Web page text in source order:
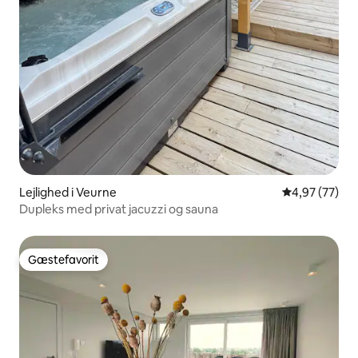
Lejlighed i Veurne 4,97 ud af 5 i
4,97 (77)
Dupleks med privat jacuzzi og sauna
Gæstefavorit
Gæstefavorit